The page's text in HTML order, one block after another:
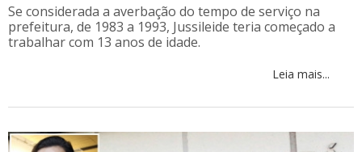
Se considerada a averbação do tempo de serviço na
prefeitura, de 1983 a 1993, Jussileide teria começado a
trabalhar com 13 anos de idade.
Leia mais...